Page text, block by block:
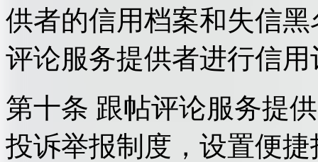
供者的信用档案和失信
评论服务提供者进行信用
第十条 跟帖评论服务提
投诉举报制度，设置便